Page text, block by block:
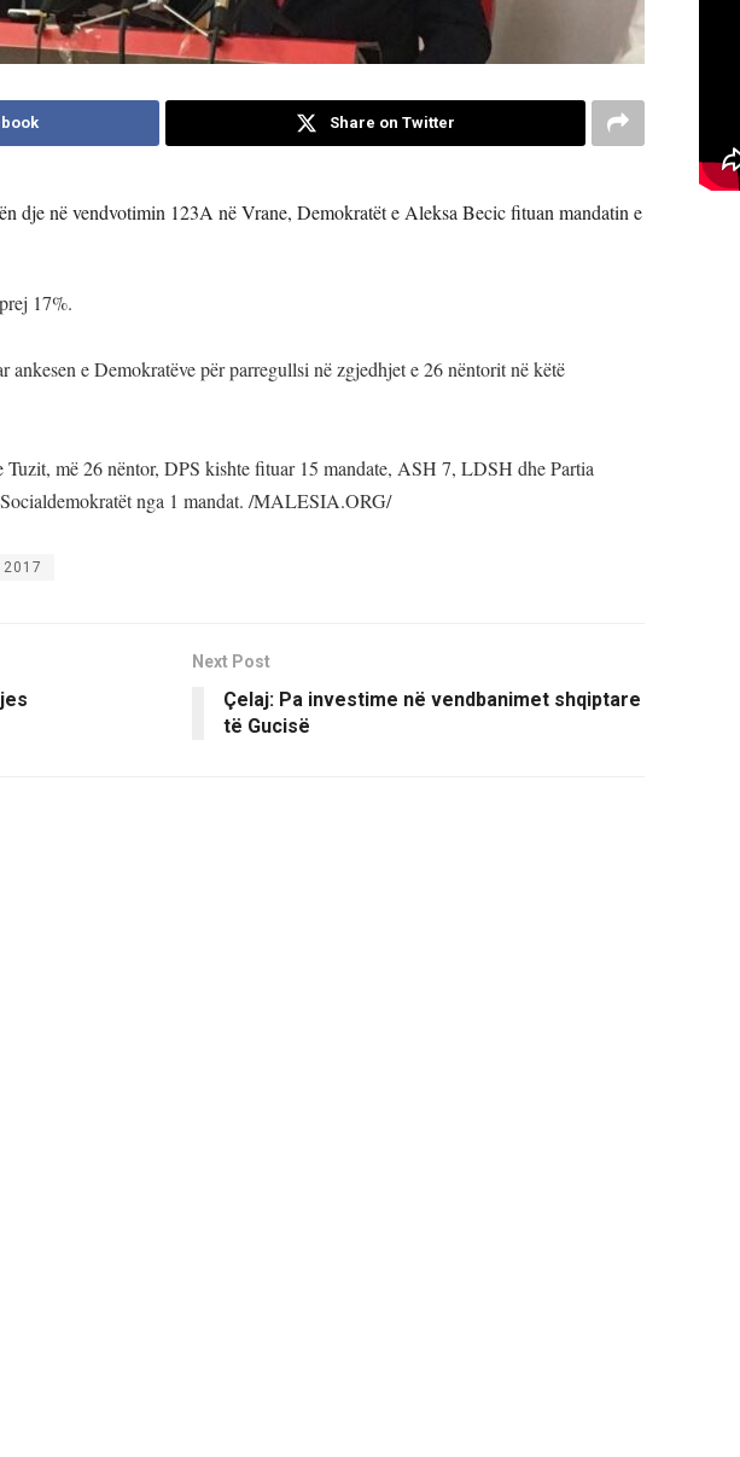
Share on Twitter
dje në vendvotimin 123A në Vrane, Demokratët e Aleksa Becic fituan mandatin e
17%.
ankesen e Demokratëve për parregullsi në zgjedhjet e 26 nëntorit në këtë
më 26 nëntor, DPS kishte fituar 15 mandate, ASH 7, LDSH dhe Partia
nga 1 mandat. /MALESIA.ORG/
Next Post
Çelaj: Pa investime në vendbanimet shqiptare
të Gucisë